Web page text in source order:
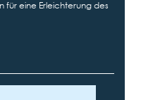
für eine Erleichterung des